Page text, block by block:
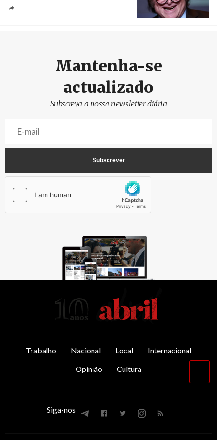
Mantenha-se
actualizado
Subscreva a nossa newsletter diária
Trabalho Nacional Local
Internacional
Opinião
Cultura
Siga-nos